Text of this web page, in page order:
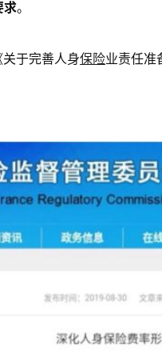
求。
于完善人身保险业责任准